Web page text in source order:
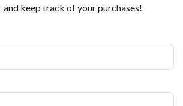
and keep track of your purchases!